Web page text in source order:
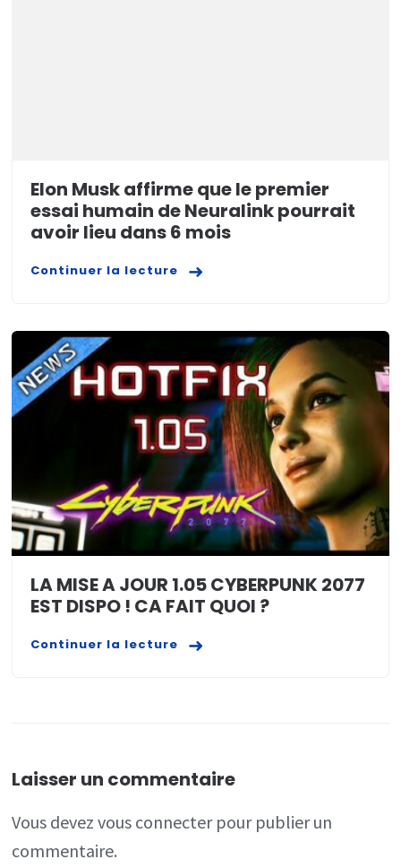
Elon Musk affirme que le premier
essai humain de Neuralink pourrait
avoir lieu dans 6 mois
Continuer la lecture
LA MISE A JOUR 1.05 CYBERPUNK 2077
EST DISPO ! CA FAIT QUOI ?
Continuer la lecture
Laisser un commentaire
Vous devezvous connecterpour publier un
commentaire.